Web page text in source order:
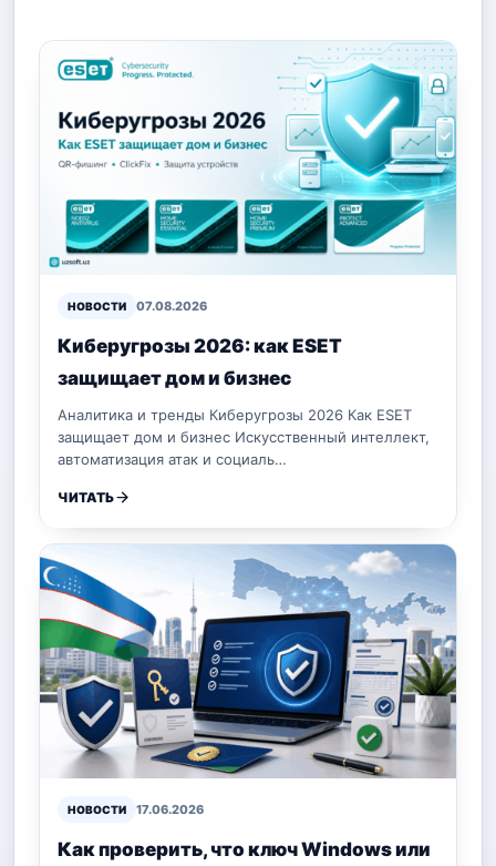
НОВОСТИ 07.08.2026
Киберугрозы 2026: как ESET
защищает дом и бизнес
Аналитика и тренды Киберугрозы 2026 Как ESET
защищает дом и бизнес Искусственный интеллект,
автоматизация атак и социаль…
ЧИТАТЬ
НОВОСТИ 17.06.2026
Как проверить, что ключ Windows или